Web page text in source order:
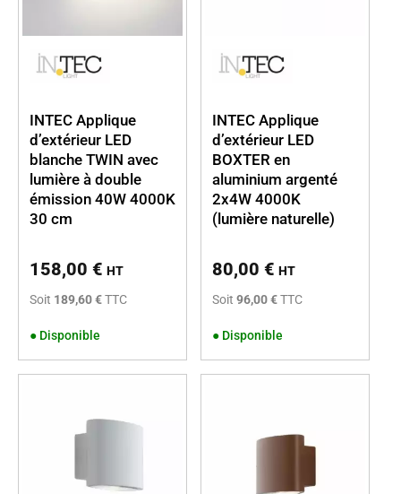
INTEC Applique
d’extérieur LED
blanche TWIN avec
lumière à double
émission 40W 4000K
30 cm
158,00 € HT
Soit 189,60 €TTC
● Disponible
INTEC Applique
d’extérieur LED
BOXTER en
aluminium argenté
2x4W 4000K
(lumière naturelle)
80,00 € HT
Soit 96,00 €TTC
● Disponible